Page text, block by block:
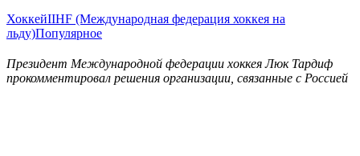
ХоккейIIHF (Международная федерация хоккея на
льду)Популярное
Президент Международной федерации хоккея Люк Тардиф
прокомментировал решения организации, связанные с Россией